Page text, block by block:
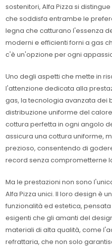
sostenitori, Alfa Pizza si
che soddisfa entrambe le
legna che catturano l'essenza
moderni e efficienti forni a gas
c'è un'opzione per ogni
Uno degli aspetti che mette in
l'attenzione dedicata alla
gas, la tecnologia avanzata dei
distribuzione uniforme del
cottura perfetta in ogni angolo
assicura una cottura uniforme,
prezioso, consentendo di
record senza comprometterne
Ma le prestazioni non sono
Alfa Pizza unici. Il loro design è
funzionalità ed estetica,
esigenti che gli amanti del
materiali di alta qualità, come
refrattaria, che non solo